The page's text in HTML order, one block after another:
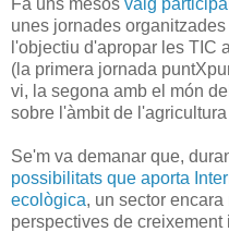
unes jornades organitzades
l'objectiu d'apropar les TIC
(la primera jornada
vi, la segona amb el món
sobre l'àmbit de
Se'm va demanar que,
possibilitats que aporta
ecològica, un sector
perspectives de creixement